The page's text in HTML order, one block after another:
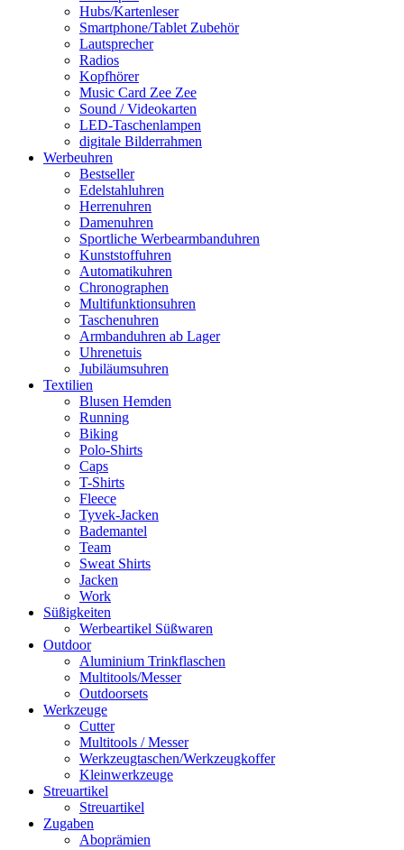
Hubs/Kartenleser
Smartphone/Tablet Zubehör
Lautsprecher
Radios
Kopfhörer
Music Card Zee Zee
Sound / Videokarten
LED-Taschenlampen
digitale Bilderrahmen
Werbeuhren
Bestseller
Edelstahluhren
Herrenuhren
Damenuhren
Sportliche Werbearmbanduhren
Kunststoffuhren
Automatikuhren
Chronographen
Multifunktionsuhren
Taschenuhren
Armbanduhren ab Lager
Uhrenetuis
Jubiläumsuhren
Textilien
Blusen Hemden
Running
Biking
Polo-Shirts
Caps
T-Shirts
Fleece
Tyvek-Jacken
Bademantel
Team
Sweat Shirts
Jacken
Work
Süßigkeiten
Werbeartikel Süßwaren
Outdoor
Aluminium Trinkflaschen
Multitools/Messer
Outdoorsets
Werkzeuge
Cutter
Multitools / Messer
Werkzeugtaschen/Werkzeugkoffer
Kleinwerkzeuge
Streuartikel
Streuartikel
Zugaben
Aboprämien